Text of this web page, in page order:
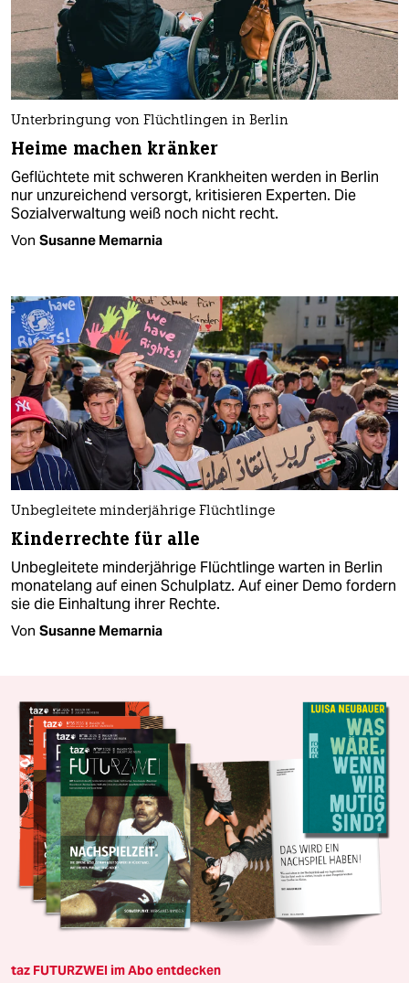
Unterbringung von Flüchtlingen in Berlin
Heime machen kränker
Geflüchtete mit schweren Krankheiten werden in Berlin
nur unzureichend versorgt, kritisieren Experten. Die
Sozialverwaltung weiß noch nicht recht.
Von Susanne Memarnia
Unbegleitete minderjährige Flüchtlinge
Kinderrechte für alle
Unbegleitete minderjährige Flüchtlinge warten in Berlin
monatelang auf einen Schulplatz. Auf einer Demo fordern
sie die Einhaltung ihrer Rechte.
Von Susanne Memarnia
taz FUTURZWEI im Abo entdecken